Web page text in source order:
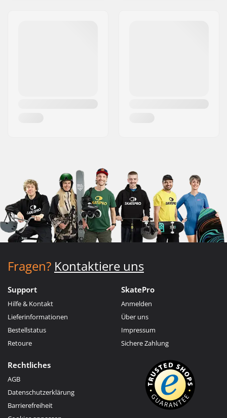
Fragen? Kontaktiere uns
Support
Hilfe & Kontakt
Lieferinformationen
Bestellstatus
Retoure
SkatePro
Anmelden
Über uns
Impressum
Sichere Zahlung
Rechtliches
AGB
Datenschutzerklärung
Barrierefreiheit